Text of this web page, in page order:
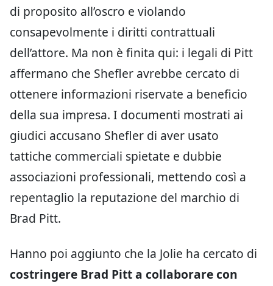
di proposito all’oscro e violando
consapevolmente i diritti contrattuali
dell’attore. Ma non è finita qui: i legali di Pitt
affermano che Shefler avrebbe cercato di
ottenere informazioni riservate a beneficio
della sua impresa. I documenti mostrati ai
giudici accusano Shefler di aver usato
tattiche commerciali spietate e dubbie
associazioni professionali, mettendo così a
repentaglio la reputazione del marchio di
Brad Pitt.
Hanno poi aggiunto che la Jolie ha cercato di
costringere Brad Pitt a collaborare con